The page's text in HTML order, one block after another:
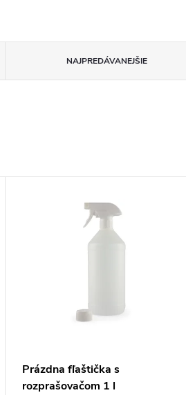
NAJPREDÁVANEJŠIE
Prázdna fľaštička s
rozprašovačom 1 l